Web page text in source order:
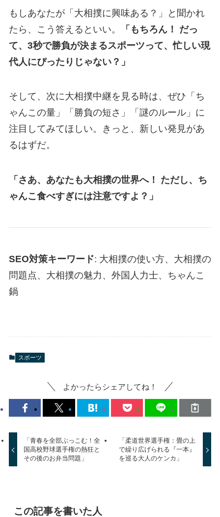
もしあなたが「大相撲に興味ある？」と聞かれ
たら、こう答えるといい。
「もちろん！ だっ
て、3秒で勝負が決まるスポーツって、忙しい現
代人にぴったりじゃない？」
そして、次に大相撲中継を見る時は、ぜひ「ち
ゃんこの量」「勝負の短さ」「謎のルール」に
注目してみてほしい。きっと、新しい発見があ
るはずだ。
「さあ、あなたも大相撲の世界へ！ ただし、ち
ゃんこ食べすぎには注意ですよ？」
SEO対策キーワード: 大相撲の使い方、大相撲の
問題点、大相撲の魅力、外国人力士、ちゃんこ
鍋
スポーツ
よかったらシェアしてね！
「青春を全部ぶっこむ！全
国高校野球選手権の熱狂と
その後のお弁当問題」
「柔道世界選手権：畳の上
で繰り広げられる『一本』
を巡る大人のケンカ」
この記事を書いた人